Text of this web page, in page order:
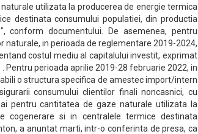
utilizata la producerea de energie termica
destinata consumului populatiei, din productia
conform documentului. De asemenea, pentru
in perioada de reglementare 2019-2024,
costul mediu al capitalului investit, exprimat
Pentru perioada aprilie 2019-28 februarie 2022, in
o structura specifica de amestec import/intern
consumului clientilor finali noncasnici, cu
pentru cantitatea de gaze naturale utilizata la
cogenerare si in centralele termice destinata
a anuntat marti, intr-o conferinta de presa, ca